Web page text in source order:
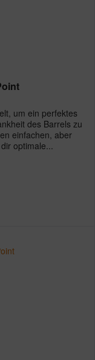
um ein perfektes
des Barrels zu
einfachen, aber
optimale...